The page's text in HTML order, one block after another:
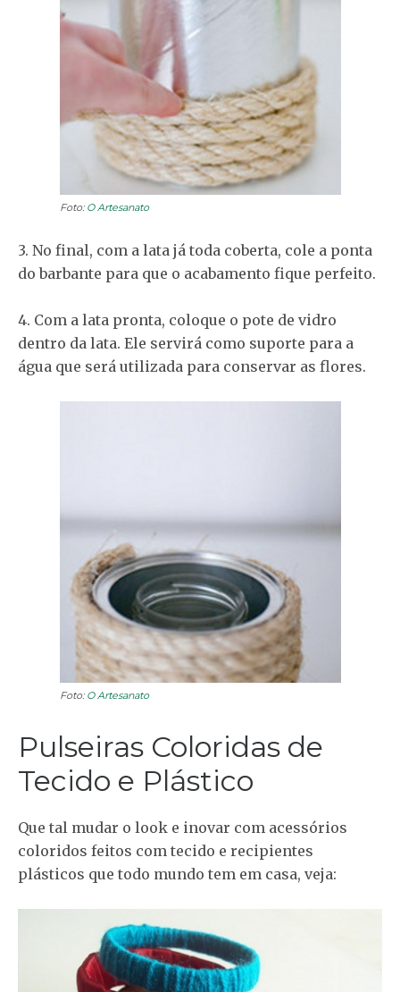
Foto: O Artesanato
3. No final, com a lata já toda coberta, cole a ponta
do barbante para que o acabamento fique perfeito.
4. Com a lata pronta, coloque o pote de vidro
dentro da lata. Ele servirá como suporte para a
água que será utilizada para conservar as flores.
Foto: O Artesanato
Pulseiras Coloridas de
Tecido e Plástico
Que tal mudar o look e inovar com acessórios
coloridos feitos com tecido e recipientes
plásticos que todo mundo tem em casa, veja: